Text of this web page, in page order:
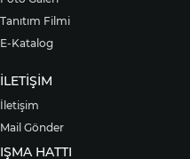
Tanıtım Filmi
E-Katalog
İLETİŞİM
İletişim
Mail Gönder
HATTI